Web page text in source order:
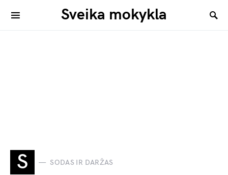
Sveika mokykla
S SODAS IR DARŽAS